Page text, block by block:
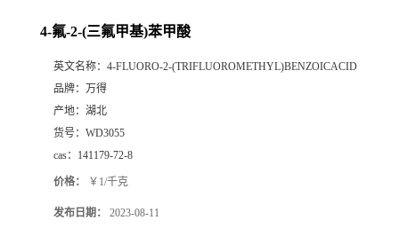
4-氟-2-(三氟甲基)苯甲酸
英文名称： 4-FLUORO-2-(TRIFLUOROMETHYL)BENZOICACID
品牌： 万得
产地： 湖北
货号： WD3055
cas： 141179-72-8
价格： ￥1/千克
发布日期： 2023-08-11